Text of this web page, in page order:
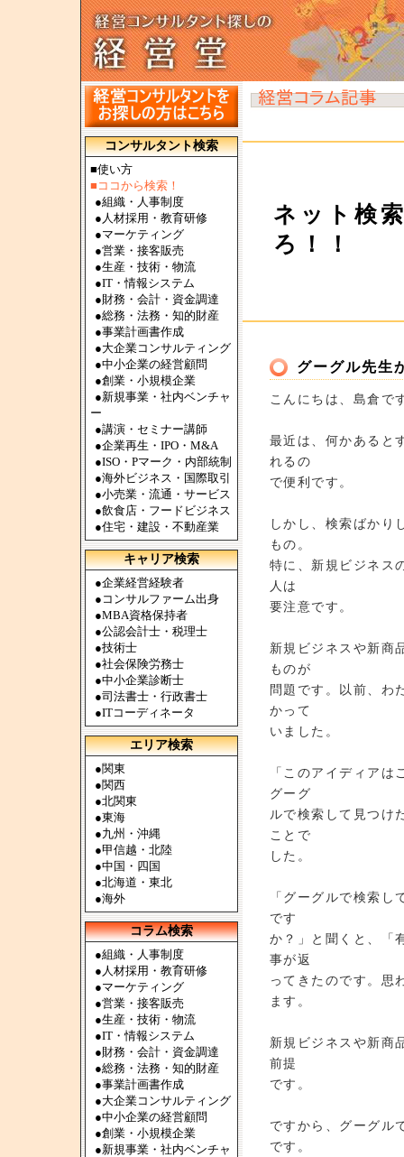
コンサルタント検索
■使い方
■ココから検索！
●組織・人事制度
● 人材採用・教育研修
●マーケティング
●営業・接客販売
●生産・技術・物流
●IT・情報システム
●財務・会計・資金調達
●総務・法務・知的財産
●事業計画書作成
●大企業コンサルティング
●中小企業の経営顧問
●創業・小規模企業
●新規事業・社内ベンチャ
ー
●講演・セミナー講師
●企業再生・IPO・M&A
●ISO・Pマーク・内部統制
●海外ビジネス・国際取引
●小売業・流通・サービス
●飲食店・フードビジネス
●住宅・建設・不動産業
キャリア検索
●企業経営経験者
● コンサルファーム出身
●MBA資格保持者
●公認会計士・税理士
●技術士
●社会保険労務士
●中小企業診断士
●司法書士・行政書士
●ITコーディネータ
エリア検索
●関東
●関西
●北関東
●東海
●九州・沖縄
●甲信越・北陸
●中国・四国
●北海道・東北
●海外
コラム検索
●組織・人事制度
●人材採用・教育研修
●マーケティング
●営業・接客販売
●生産・技術・物流
●IT・情報システム
●財務・会計・資金調達
●総務・法務・知的財産
●事業計画書作成
●大企業コンサルティング
●中小企業の経営顧問
●創業・小規模企業
●新規事業・社内ベンチャ
ネット検
ろ！！
グーグル先生
こんにちは、島倉で
最近は、何かあると
れるの
で便利です。
しかし、検索ばかり
もの。
特に、新規ビジネス
人は
要注意です。
新規ビジネスや新商
ものが
問題です。以前、わ
かって
いました。
「このアイディア
グーグ
ルで検索して見つけ
ことで
した。
「グーグルで検索
です
か？」と聞くと、「
事が返
ってきたのです。思
ます。
新規ビジネスや新商
前提
です。
ですから、グーグル
です。